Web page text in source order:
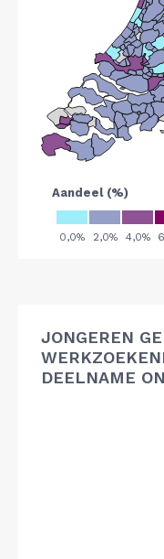
JONGEREN
DEELNAME